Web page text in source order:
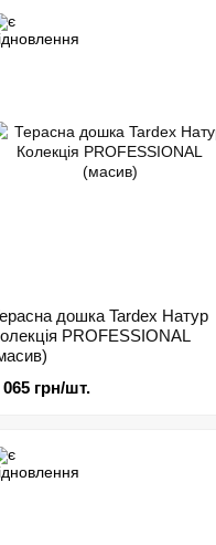
дошка Tardex Натур
PROFESSIONAL
065 грн/шт.